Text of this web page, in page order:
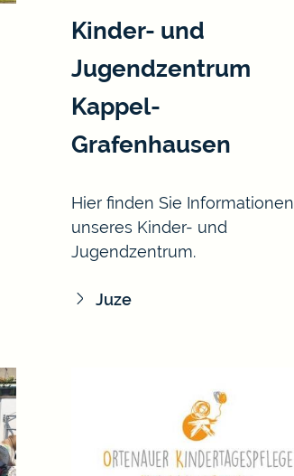
Kinder- und
Jugendzentrum
Kappel-
Grafenhausen
Hier finden Sie Informationen
unseres Kinder- und
Jugendzentrum.
Juze